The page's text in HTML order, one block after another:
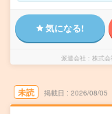
気になる!
派遣会社 株式
未読 掲載日 2026/08/05